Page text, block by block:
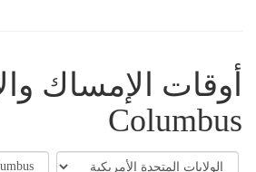
أوقات الإمساك
Columbus